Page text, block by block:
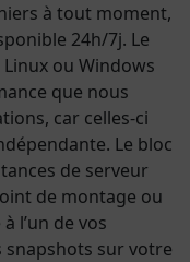
à tout moment,
24h/7j. Le
ou Windows
que nous
car celles-ci
Le bloc
de serveur
de montage ou
l’un de vos
snapshots sur votre